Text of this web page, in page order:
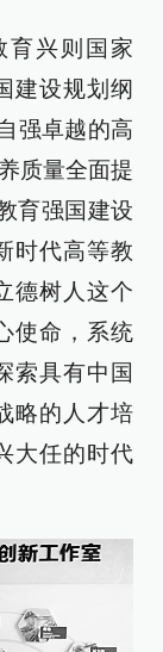
育兴则国家
建设规划纲
强卓越的高
质量全面提
育强国建设
时代高等教
德树人这个
使命，系统
索具有中国
略的人才培
大任的时代